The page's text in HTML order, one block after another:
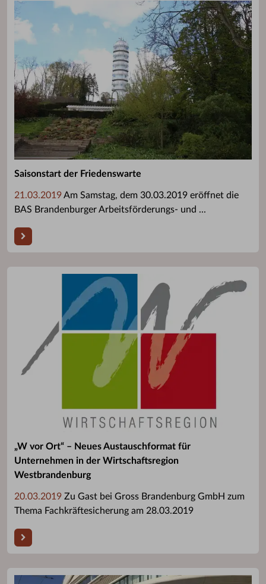
Saisonstart der Friedenswarte
21.03.2019Am Samstag, dem 30.03.2019 eröffnet die
BAS Brandenburger Arbeitsförderungs- und ...
„W vor Ort“ – Neues Austauschformat für
Unternehmen in der Wirtschaftsregion
Westbrandenburg
20.03.2019 Zu Gast bei Gross Brandenburg GmbH zum
Thema Fachkräftesicherung am 28.03.2019